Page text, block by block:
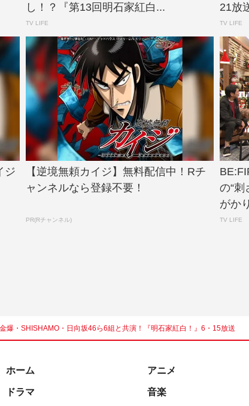
し！？『第13回明石家紅白...
TV LIFE
21放
TV LIFE
ジ
【逆境無頼カイジ】無料配信中！Rチ
ャンネルなら登録不要！
PR(Rチャンネル)
の“
がか
TV LIFE
爆・SHISHAMO・日向坂46ら6組と共演！『明石家紅白！』6・15放送
ホーム
ドラマ
アニメ
音楽